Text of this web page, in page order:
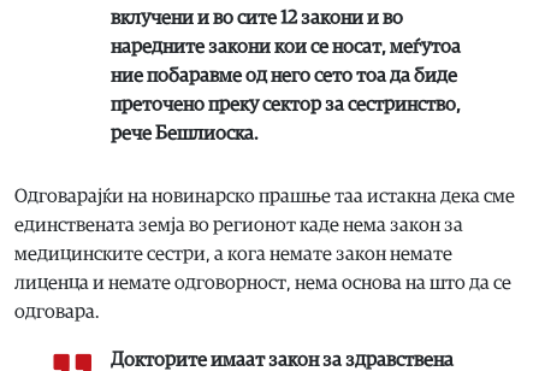
вклучени и во сите 12 закони и во
наредните закони кои се носат, меѓутоа
ние побаравме од него сето тоа да биде
преточено преку сектор за сестринство,
рече Бешлиоска.
Одговарајќи на новинарско прашње таа истакна дека сме
единствената земја во регионот каде нема закон за
медицинските сестри, а кога немате закон немате
лиценца и немате одговорност, нема основа на што да се
одговара.
Докторите имаат закон за здравствена